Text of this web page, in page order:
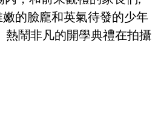
的臉龐和英氣待發的少年
熱鬧非凡的開學典禮在拍攝